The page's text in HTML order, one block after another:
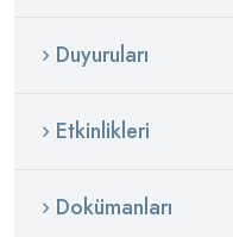
Duyuruları
Etkinlikleri
Dokümanları